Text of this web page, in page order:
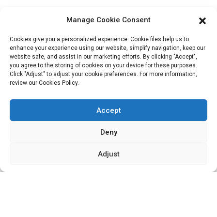
HuiZhou, 516157, Chine
fannie@hzdlpack.com
+86 13410678885
Bulletins D'information
Manage Cookie Consent
Cookies give you a personalized experience. Cookie files help us to
enhance your experience using our website, simplify navigation, keep our
website safe, and assist in our marketing efforts. By clicking "Accept",
you agree to the storing of cookies on your device for these purposes.
Click "Adjust" to adjust your cookie preferences. For more information,
review our Cookies Policy.
Accept
Deny
Adjust